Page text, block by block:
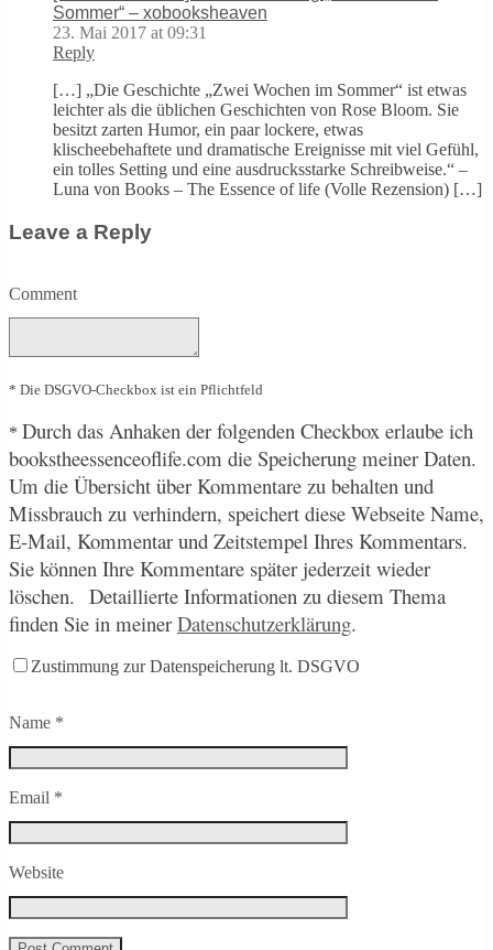
Sommer“ – xobooksheaven
23. Mai 2017 at 09:31
Reply
[…] „Die Geschichte „Zwei Wochen im Sommer“ ist etwas
leichter als die üblichen Geschichten von Rose Bloom. Sie
besitzt zarten Humor, ein paar lockere, etwas
klischeebehaftete und dramatische Ereignisse mit viel Gefühl,
ein tolles Setting und eine ausdrucksstarke Schreibweise.“ –
Luna von Books – The Essence of life (Volle Rezension) […]
Leave a Reply
Comment
* Die DSGVO-Checkbox ist ein Pflichtfeld
* Durch das Anhaken der folgenden Checkbox erlaube ich
bookstheessenceoflife.com die Speicherung meiner Daten.
Um die Übersicht über Kommentare zu behalten und
Missbrauch zu verhindern, speichert diese Webseite Name,
E-Mail, Kommentar und Zeitstempel Ihres Kommentars.
Sie können Ihre Kommentare später jederzeit wieder
löschen. Detaillierte Informationen zu diesem Thema
finden Sie in meiner Datenschutzerklärung.
Zustimmung zur Datenspeicherung lt. DSGVO
Name *
Email *
Website